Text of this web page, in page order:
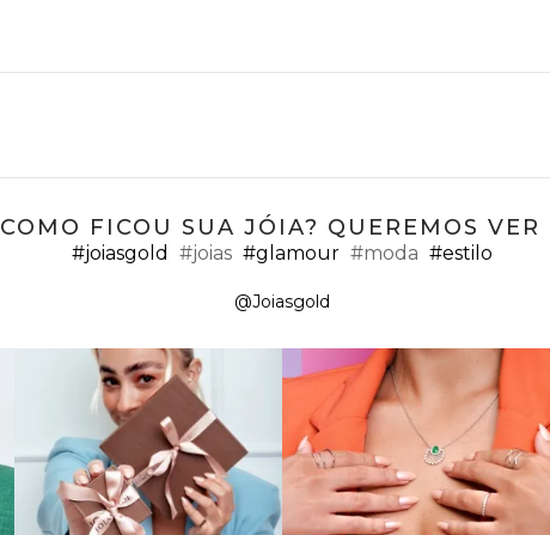
COMO FICOU SUA JÓIA? QUEREMOS VER
#joiasgold #joias #glamour #moda #estilo
@Joiasgold